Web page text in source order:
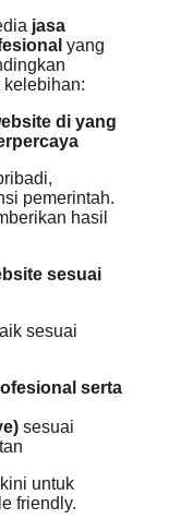
jasa
yang
kelebihan:
di yang
pemerintah.
hasil
sesuai
sesuai
serta
sesuai
untuk
friendly.